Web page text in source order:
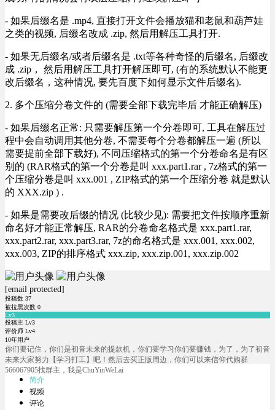
- 如果后缀名是 .mp4, 直接打开文件会播放猫和老鼠和葫芦娃
之类的视频, 后缀名改成 .zip, 然后用解压工具打开.
- 如果无后缀名/或者后缀名是 .txt等各种奇怪的后缀名, 后缀改
成 .zip， 然后用解压工具打开解压即可, (有的系统默认不能更
改后缀名，这种情况, 要先百度下如何显示文件后缀名).
2. 多个压缩分卷文件的 (需要全部下载完毕后 才能正确解压)
- 如果后缀名正常: 只需要解压第一个分卷即可, 工具在解压过
程中会自动调用其他分卷, 不需要每个分卷都解压一遍 (所以
需要提前全部下载好), 不同压缩格式的第一个分卷命名是有区
别的 (RAR格式的第一个分卷是叫 xxx.part1.rar , 7z格式的第一
个压缩分卷是叫 xxx.001 , ZIP格式的第一个压缩分卷 就是默认
的 XXX.zip ) .
- 如果是需要改后缀的情况 (比较少见): 需要把文件按顺序重新
命名好才能正常解压, RAR的分卷命名格式是 xxx.part1.rar,
xxx.part2.rar, xxx.part3.rar, 7z的命名格式是 xxx.001, xxx.002,
xxx.003, ZIP的排序格式 xxx.zip, xxx.zip.001, xxx.zip.002
[email protected]
投稿数 37
被拉黑次数 0
Lv3
投稿主 Lv3
评价师 Lv4
10年用户
你们要记住，你们是初音未来的提款机，你们要学习你们要赚钱，为了，为了初音
未来大家努力【学习打工】吧！然后去买正版周边，你们可以来信仰代购群
566067905找群主，我是ChuYinWeLai
简介
视频
评论